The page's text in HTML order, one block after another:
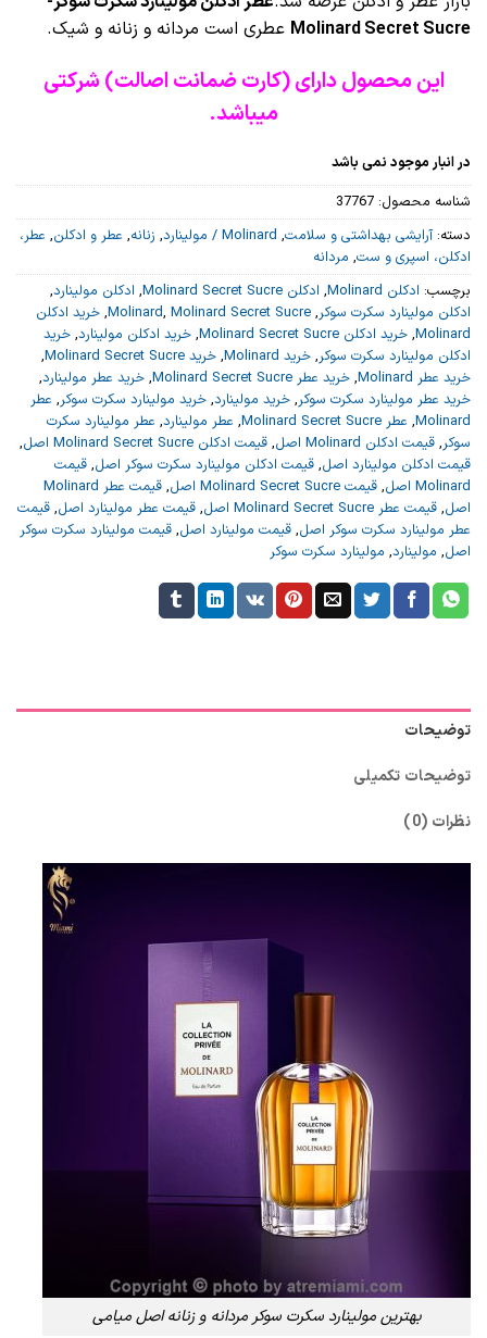
Molinard Secret Sucre عطری است مردانه و زنانه و شیک.
این محصول دارای (کارت ضمانت اصالت) شرکتی
میباشد.
در انبار موجود نمی باشد
شناسه محصول: 37767
دسته: آرایشی بهداشتی و سلامت, Molinard / مولینارد , زنانه, عطر و ادکلن, عطر،
ادکلن، اسپری و ست, مردانه
برچسب: ادکلن Molinard , ادکلن Molinard Secret Sucre , ادکلن مولینارد,
ادکلن مولینارد سکرت سوکر,
Molinard, Molinard Secret Sucre
, خرید ادکلن
Molinard
, خرید ادکلن Molinard Secret Sucre , خرید ادکلن مولینارد, خرید
ادکلن مولینارد سکرت سوکر, خرید Molinard , خرید Molinard Secret Sucre
,
خرید عطر Molinard
, خرید عطر Molinard Secret Sucre , خرید عطر مولینارد,
خرید عطر مولینارد سکرت سوکر, خرید مولینارد, خرید مولینارد سکرت سوکر, عطر
Molinard
, عطر Molinard Secret Sucre , عطر مولینارد, عطر مولینارد سکرت
سوکر, قیمت ادکلن Molinard اصل , قیمت ادکلن Molinard Secret Sucre اصل
,
قیمت ادکلن مولینارد اصل, قیمت ادکلن مولینارد سکرت سوکر اصل, قیمت
Molinard اصل
, قیمت Molinard Secret Sucre اصل ,
قیمت عطر Molinard
اصل, قیمت عطر Molinard Secret Sucre اصل , قیمت عطر مولینارد اصل, قیمت
عطر مولینارد سکرت سوکر اصل, قیمت مولینارد اصل, قیمت مولینارد سکرت سوکر
اصل, مولینارد, مولینارد سکرت سوکر
توضیحات
توضیحات تکمیلی
نظرات (0)
بهترین مولینارد سکرت سوکر مردانه و زنانه اصل میامی